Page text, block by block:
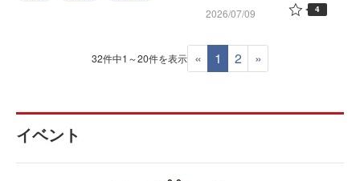
2026/07/09 4
32件中1～20件を表示 « 1 2 »
イベント